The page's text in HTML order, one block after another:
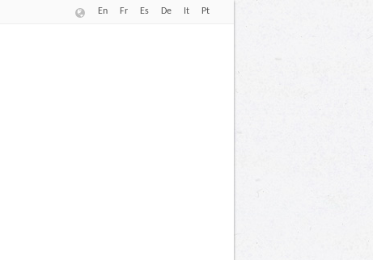
En Fr Es De It Pt